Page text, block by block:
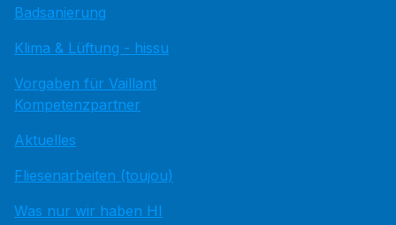
Badsanierung
Klima & Lüftung - hissu
Vorgaben für Vaillant
Kompetenzpartner
Aktuelles
Fliesenarbeiten (toujou)
Was nur wir haben HI